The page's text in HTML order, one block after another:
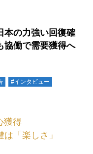
本の力強い回復確
協働で需要獲得へ
#インタビュー
獲得
「楽しさ」